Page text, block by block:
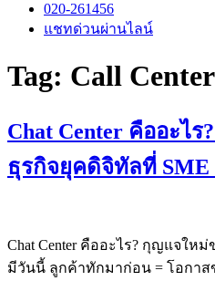
020-261456
แชทด่วนผ่านไลน์
Tag: Call Center
Chat Center คืออะไ
ธุรกิจยุคดิจิทัลที่
Chat Center คืออะไร? กุญแจให
มีวันนี้ ลูกค้าทักมาก่อน = โอกาส